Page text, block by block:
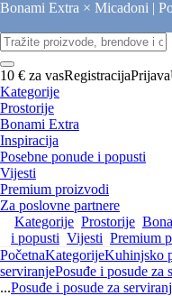
Bonami Extra × Micadoni |
10 € za vasRegistracijaPrijava
Kategorije
Prostorije
Bonami Extra
Inspiracija
Posebne ponude i popusti
Vijesti
Premium proizvodi
Za poslovne partnere
Kategorije Prostorije
i popusti Vijesti Premium
PočetnaKategorijeKuhinjsko
serviranjePosuđe i posude za
...Posuđe i posude za